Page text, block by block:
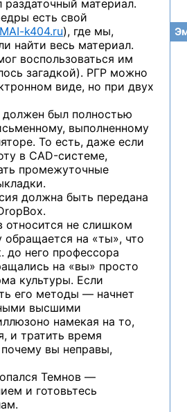
материал.
есть свой
MAI-k404.ru), где мы,
найти весь материал.
воспользоваться им
загадкой). РГР можно
виде, но при двух
должен был полностью
выполненному
То есть, даже если
в CAD-системе,
промежуточные
должна быть передана
относится не слишком
обращается на «ты», что
до него профессора
на «вы» просто
культуры. Если
его методы — начнет
высшими
намекая на то,
и тратить время
вы неправы,
Темнов —
и готовьтесь